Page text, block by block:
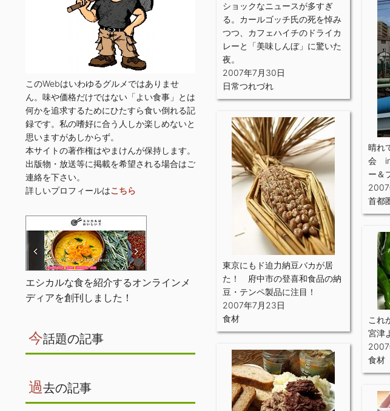
ショックなニュースが多すぎ
る。カールゴッチ氏の死を悼み
つつ、カフェハイチのドライカ
レーと「美味しんぼ」に驚いた
夜。
2007年7月30日
日常つれづれ
晴れ
会 in
ー＆
首都
東京にもド迫力納豆バカが居
た！ 府中市の登喜和食品の納
豆・テンペ製品に注目！
2007年7月23日
食材
これ
宮津
2007
食材
このWebはいわゆるグルメではありませ
ん。味や価格だけではない「よい食事」とは
何かを追求するためにひたすら食い倒れる記
録です。私の嗜好に合う人しか楽しめないと
思いますがあしからず。
本サイトの著作権はやまけんが保持します。
出版物・放送等に掲載を希望される場合はご
連絡を下さい。
詳しいプロフィールはこちら
エシカルな食を紹介するオンラインメ
ディアを創刊しました！
今話題の記事
過去の記事